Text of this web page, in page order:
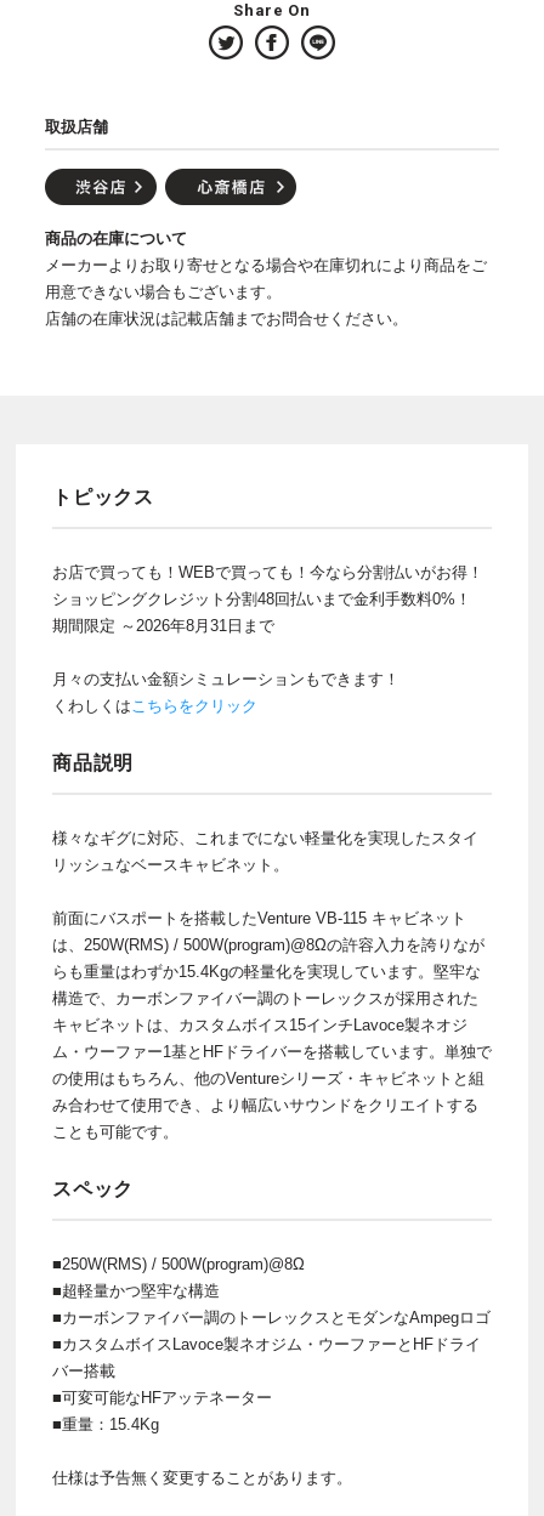
Share On
取扱店舗
商品の在庫について
メーカーよりお取り寄せとなる場合や在庫切れにより商品をご
用意できない場合もございます。
店舗の在庫状況は記載店舗までお問合せください。
トピックス
お店で買っても！WEBで買っても！今なら分割払いがお得！
ショッピングクレジット分割48回払いまで金利手数料0%！
期間限定 ～2026年8月31日まで
月々の支払い金額シミュレーションもできます！
くわしくはこちらをクリック
商品説明
様々なギグに対応、これまでにない軽量化を実現したスタイ
リッシュなベースキャビネット。
前面にバスポートを搭載したVenture VB-115 キャビネット
は、250W(RMS) / 500W(program)@8Ωの許容入力を誇りなが
らも重量はわずか15.4Kgの軽量化を実現しています。堅牢な
構造で、カーボンファイバー調のトーレックスが採用された
キャビネットは、カスタムボイス15インチLavoce製ネオジ
ム・ウーファー1基とHFドライバーを搭載しています。単独で
の使用はもちろん、他のVentureシリーズ・キャビネットと組
み合わせて使用でき、より幅広いサウンドをクリエイトする
ことも可能です。
スペック
■250W(RMS) / 500W(program)@8Ω
■超軽量かつ堅牢な構造
■カーボンファイバー調のトーレックスとモダンなAmpegロゴ
■カスタムボイスLavoce製ネオジム・ウーファーとHFドライ
バー搭載
■可変可能なHFアッテネーター
■重量：15.4Kg
仕様は予告無く変更することがあります。